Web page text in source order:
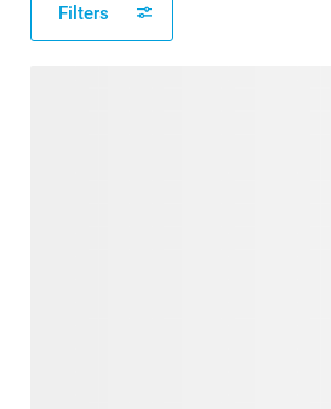
Filters